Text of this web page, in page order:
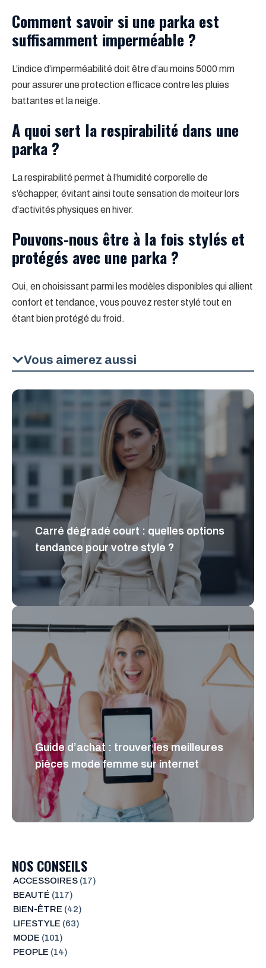
Comment savoir si une parka est
suffisamment imperméable ?
L’indice d’imperméabilité doit être d’au moins 5000 mm
pour assurer une protection efficace contre les pluies
battantes et la neige.
A quoi sert la respirabilité dans une
parka ?
La respirabilité permet à l’humidité corporelle de
s’échapper, évitant ainsi toute sensation de moiteur lors
d’activités physiques en hiver.
Pouvons-nous être à la fois stylés et
protégés avec une parka ?
Oui, en choisissant parmi les modèles disponibles qui allient
confort et tendance, vous pouvez rester stylé tout en
étant bien protégé du froid.
Vous aimerez aussi
Carré dégradé court : quelles options
tendance pour votre style ?
Guide d’achat : trouver les meilleures
pièces mode femme sur internet
NOS CONSEILS
ACCESSOIRES(17)
BEAUTÉ (117)
BIEN-ÊTRE (42)
LIFESTYLE (63)
MODE (101)
PEOPLE (14)